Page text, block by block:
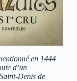
en 1444
d’un
Denis de